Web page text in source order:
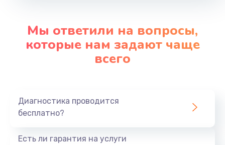
Замена видеокарты
от 2045 руб.
Заказать
от 620 руб.
Мы ответили на вопросы,
которые нам задают чаще
всего
Диагностика проводится
бесплатно?
Есть ли гарантия на услуги